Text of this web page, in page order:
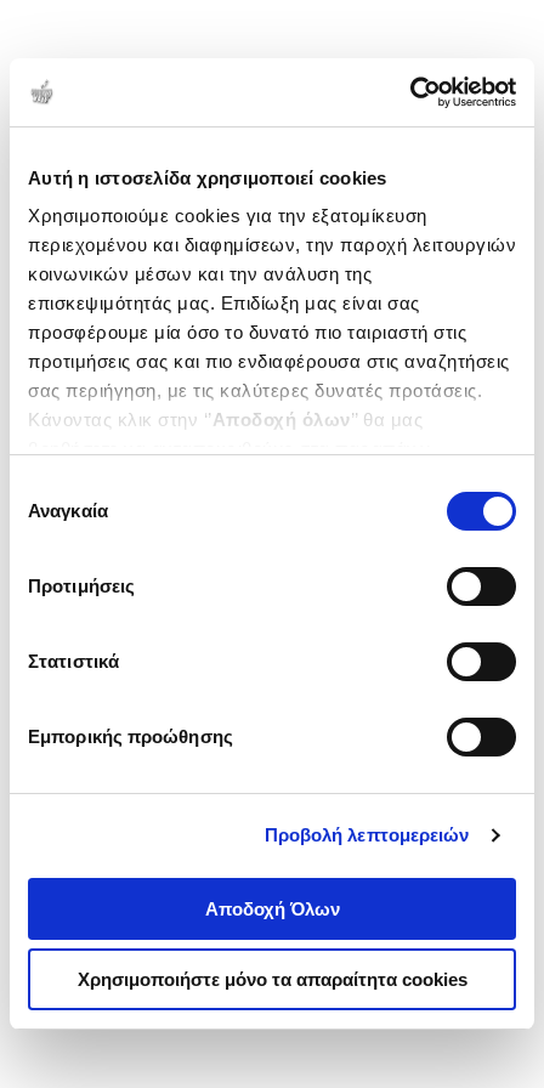
Αυτή η ιστοσελίδα χρησιμοποιεί cookies
Χρησιμοποιούμε cookies για την εξατομίκευση
περιεχομένου και διαφημίσεων, την παροχή λειτουργιών
κοινωνικών μέσων και την ανάλυση της
επισκεψιμότητάς μας. Επιδίωξη μας είναι σας
προσφέρουμε μία όσο το δυνατό πιο ταιριαστή στις
προτιμήσεις σας και πιο ενδιαφέρουσα στις αναζητήσεις
σας περιήγηση, με τις καλύτερες δυνατές προτάσεις.
Κάνοντας κλικ στην ‘’Αποδοχή όλων’’ θα μας
ενδιαφέρουν και να επιλέξετε από τα παρακάτω με την
΄΄και να ενημερωθείτε σχετικά με
συγκατάθεσης
Αναγκαία
Προτιμήσεις
Στατιστικά
Εμπορικής προώθησης
Προβολή λεπτομερειών
Αποδοχή Όλων
Χρησιμοποιήστε μόνο τα απαραίτητα cookies